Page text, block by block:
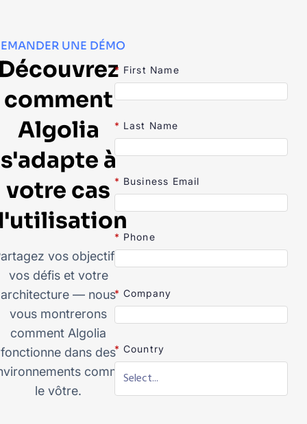
UNE DÉMO
comment
Algolia
s'adapte à
votre cas
vos objectifs,
vos défis et votre
architecture — nous
vous montrerons
comment Algolia
fonctionne dans des
comme
le vôtre.
* First Name
* Last Name
* Business Email
* Phone
* Company
* Country